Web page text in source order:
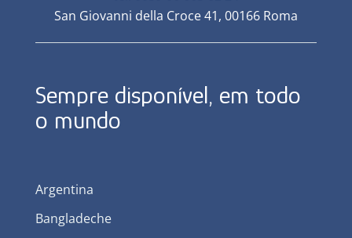
San Giovanni della Croce 41, 00166 Roma
Sempre disponível, em todo
o mundo
Argentina
Bangladeche